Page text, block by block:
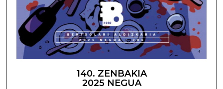
140. ZENBAKIA
2025 NEGUA